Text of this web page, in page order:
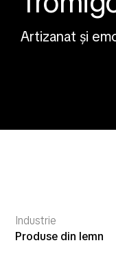
Artizanat și
Produse din lemn
Industrie